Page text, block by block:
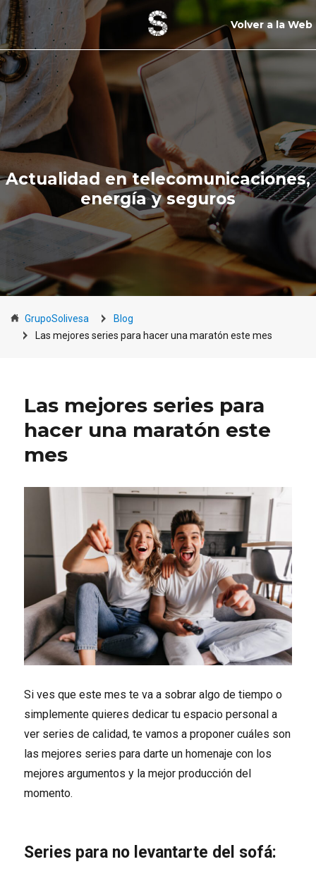
Volver a la Web
Actualidad en telecomunicaciones,
energía y seguros
GrupoSolivesa
Blog
Las mejores series para hacer una maratón este mes
Las mejores series para
hacer una maratón este
mes
Si ves que este mes te va a sobrar algo de tiempo o
simplemente quieres dedicar tu espacio personal a
ver series de calidad, te vamos a proponer cuáles son
las mejores series para darte un homenaje con los
mejores argumentos y la mejor producción del
momento.
Series para no levantarte del sofá: